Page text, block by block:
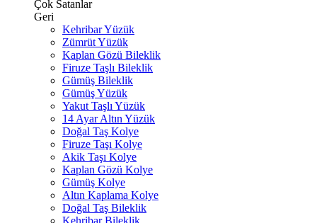
Çok Satanlar
Geri
Kehribar Yüzük
Zümrüt Yüzük
Kaplan Gözü Bileklik
Firuze Taşlı Bileklik
Gümüş Bileklik
Gümüş Yüzük
Yakut Taşlı Yüzük
14 Ayar Altın Yüzük
Doğal Taş Kolye
Firuze Taşı Kolye
Akik Taşı Kolye
Kaplan Gözü Kolye
Gümüş Kolye
Altın Kaplama Kolye
Doğal Taş Bileklik
Kehribar Bileklik